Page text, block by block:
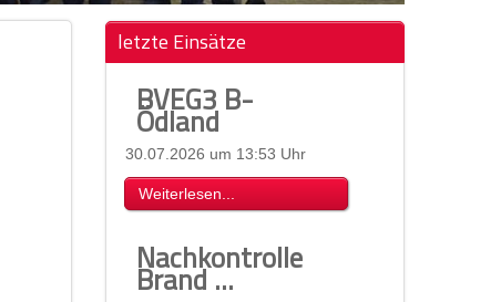
letzte Einsätze
BVEG3 B-
Ödland
30.07.2026 um 13:53 Uhr
Weiterlesen...
Nachkontrolle
Brand ...